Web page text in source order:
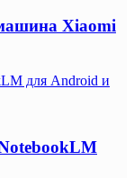
Xiaomi
для Android и